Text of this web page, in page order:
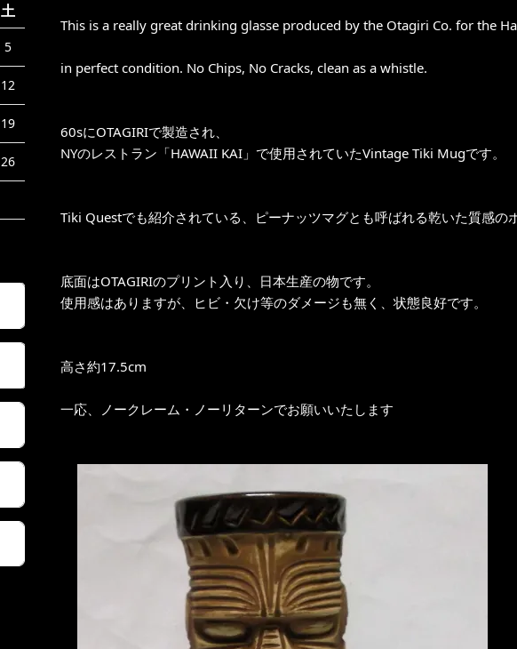
土
5
12
19
26
This is a really great drinking glasse produced by the Otagiri Co. for the
in perfect condition. No Chips, No Cracks, clean as a whistle.
60sにOTAGIRIで製造され、
NYのレストラン「HAWAII KAI」で使用されていたVintage Tiki Mugです。
Tiki Questでも紹介されている、ピーナッツマグとも呼ばれる乾いた質感の
底面はOTAGIRIのプリント入り、日本生産の物です。
使用感はありますが、ヒビ・欠け等のダメージも無く、状態良好です。
高さ約17.5cm
一応、ノークレーム・ノーリターンでお願いいたします